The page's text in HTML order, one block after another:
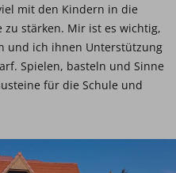
mit den Kindern in die
stärken. Mir ist es wichtig,
und ich ihnen Unterstützung
Spielen, basteln und Sinne
für die Schule und